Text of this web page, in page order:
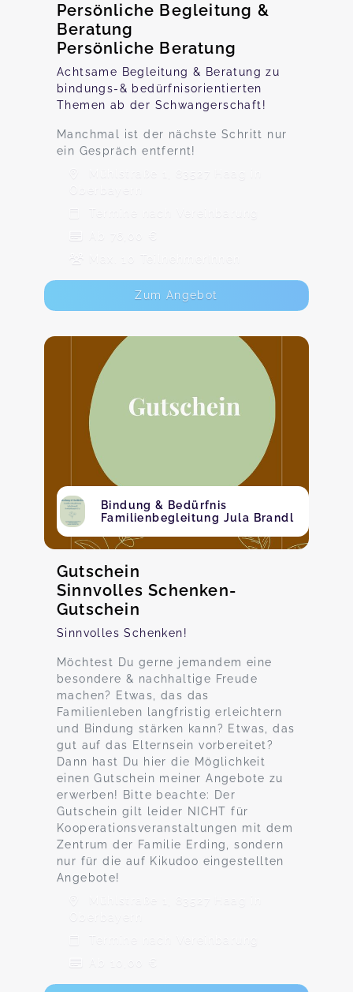
Persönliche Begleitung &
Beratung
Persönliche Beratung
Achtsame Begleitung & Beratung zu
bindungs-& bedürfnisorientierten
Themen ab der Schwangerschaft!
Manchmal ist der nächste Schritt nur
ein Gespräch entfernt!
Mühlstraße 1, 83527 Haag in
Oberbayern
Termine nach Vereinbarung
Ab 76,00 €
Max. 10 TeilnehmerInnen
Zum Angebot
Bindung & Bedürfnis
Familienbegleitung Jula Brandl
Gutschein
Sinnvolles Schenken-
Gutschein
Sinnvolles Schenken!
Möchtest Du gerne jemandem eine
besondere & nachhaltige Freude
machen? Etwas, das das
Familienleben langfristig erleichtern
und Bindung stärken kann? Etwas, das
gut auf das Elternsein vorbereitet?
Dann hast Du hier die Möglichkeit
einen Gutschein meiner Angebote zu
erwerben! Bitte beachte: Der
Gutschein gilt leider NICHT für
Kooperationsveranstaltungen mit dem
Zentrum der Familie Erding, sondern
nur für die auf Kikudoo eingestellten
Angebote!
Mühlstraße 1, 83527 Haag in
Oberbayern
Termine nach Vereinbarung
Ab 10,00 €